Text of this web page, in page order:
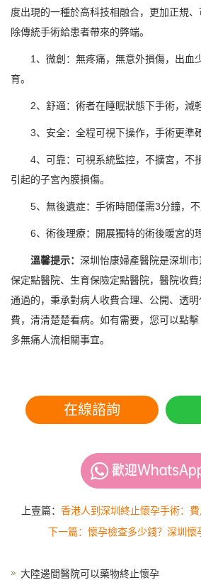
度出現的一種於高科技相融合，更加正規
除傳統手術給患者帶來的弊端。
1、微創：無疼痛，無意外損傷，出血
育。
2、舒適：術者在睡眠狀態下手術，減
3、安全：全程可視下操作，手術更準
4、可靠：可視系統監控，不擴宮，不
引起的子宮內膜損傷。
5、無後遺症：手術時間僅需3分鐘，不
6、術後理療：開展獨特的術後暖宮的
溫馨提示： 深圳怡康婦產醫院是深圳
保定點醫院、生育保險定點醫院，醫院收
通過的，秉承對病人收費合理、公開、透
費，清清楚楚看病。如有需要，您可以點擊
多無痛人流相關事宜。
在線諮詢
上壹篇： 香港人到深圳終止懷孕手術：
下一篇：懷孕檢查多少錢？深圳懷
大陸邊間醫院可以藥物終止懷孕